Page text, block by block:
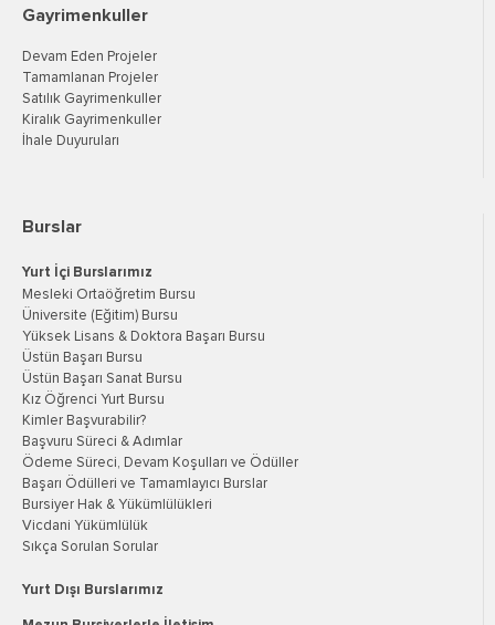
Gayrimenkuller
Devam Eden Projeler
Tamamlanan Projeler
Satılık Gayrimenkuller
Kiralık Gayrimenkuller
İhale Duyuruları
Burslar
Yurt İçi Burslarımız
Mesleki Ortaöğretim Bursu
Üniversite (Eğitim) Bursu
Yüksek Lisans & Doktora Başarı Bursu
Üstün Başarı Bursu
Üstün Başarı Sanat Bursu
Kız Öğrenci Yurt Bursu
Kimler Başvurabilir?
Başvuru Süreci & Adımlar
Ödeme Süreci, Devam Koşulları ve Ödüller
Başarı Ödülleri ve Tamamlayıcı Burslar
Bursiyer Hak & Yükümlülükleri
Vicdani Yükümlülük
Sıkça Sorulan Sorular
Yurt Dışı Burslarımız